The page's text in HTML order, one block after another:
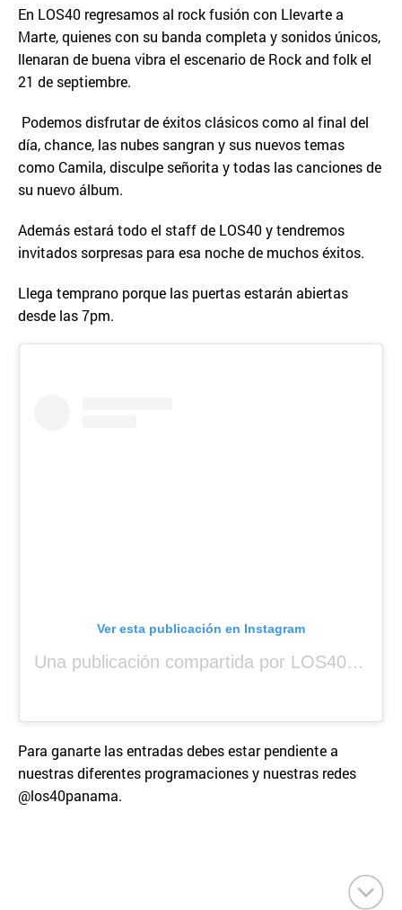
En LOS40 regresamos al rock fusión con Llevarte a
Marte, quienes con su banda completa y sonidos únicos,
llenaran de buena vibra el escenario de Rock and folk el
21 de septiembre.
Podemos disfrutar de éxitos clásicos como al final del
día, chance, las nubes sangran y sus nuevos temas
como Camila, disculpe señorita y todas las canciones de
su nuevo álbum.
Además estará todo el staff de LOS40 y tendremos
invitados sorpresas para esa noche de muchos éxitos.
Llega temprano porque las puertas estarán abiertas
desde las 7pm.
Ver esta publicación en Instagram
Una publicación compartida por LOS40 Panamá (@los40panama)
Para ganarte las entradas debes estar pendiente a
nuestras diferentes programaciones y nuestras redes
@los40panama.